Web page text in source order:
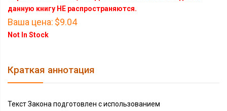
данную книгу НЕ распространяются.
Ваша цена: $9.04
Not In Stock
Краткая аннотация
Текст Закона подготовлен с использованием